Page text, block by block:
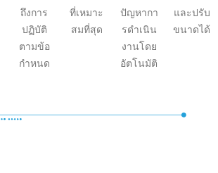
ถึงการ
ปฏิบัติ
ตามข้อ
กําหนด
ที่เหมาะ
สมที่สุด
ปัญหากา
รดําเนิน
งานโดย
อัตโนมัติ
และปรับ
ขนาดได้